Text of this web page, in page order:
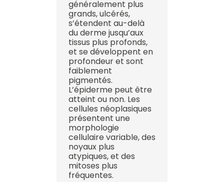
généralement plus
grands, ulcérés,
s’étendent au-delà
du derme jusqu’aux
tissus plus profonds,
et se développent en
profondeur et sont
faiblement
pigmentés.
L’épiderme peut être
atteint ou non. Les
cellules néoplasiques
présentent une
morphologie
cellulaire variable, des
noyaux plus
atypiques, et des
mitoses plus
fréquentes.